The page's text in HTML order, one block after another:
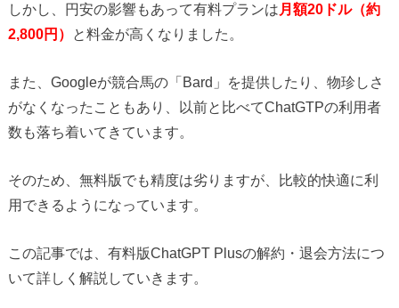
しかし、円安の影響もあって有料プランは 月額20ドル（約
2,800円）
と料金が高くなりました。
また、Googleが競合馬の「Bard」を提供したり、物珍しさ
がなくなったこともあり、以前と比べてChatGTPの利用者
数も落ち着いてきています。
そのため、無料版でも精度は劣りますが、比較的快適に利
用できるようになっています。
この記事では、有料版ChatGPT Plusの解約・退会方法につ
いて詳しく解説していきます。